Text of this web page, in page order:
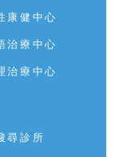
康健中心
治療中心
治療中心
尋診所